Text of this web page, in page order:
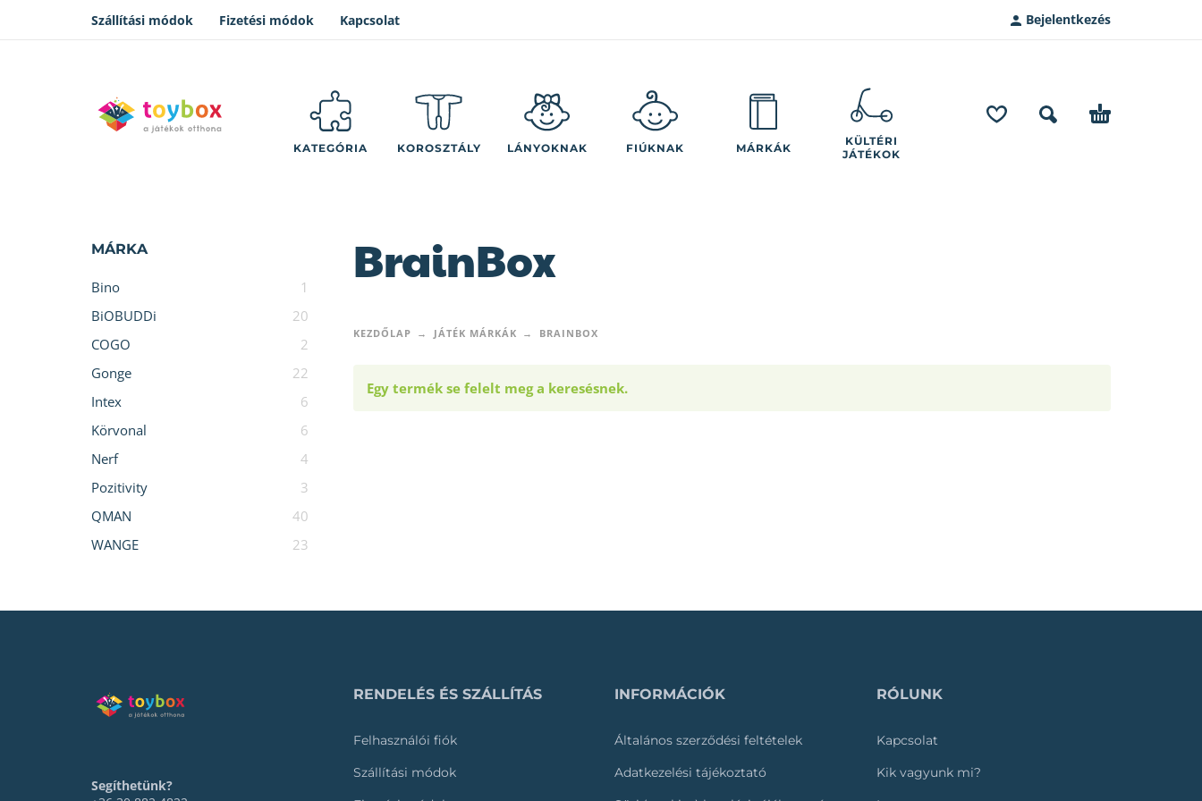
Szállítási módok Fizetési módok Kapcsolat Bejelentkezés
KATEGÓRIA KOROSZTÁLY LÁNYOKNAK FIÚKNAK MÁRKÁK
KÜLTÉRI
JÁTÉKOK
MÁRKA
Bino
1
BiOBUDDi
20
COGO
2
Gonge
22
Intex
6
Körvonal
6
Nerf
4
Pozitivity
3
QMAN
40
WANGE
23
BrainBox
KEZDŐLAP JÁTÉK MÁRKÁK BRAINBOX
Egy termék se felelt meg a keresésnek.
Segíthetünk?
RENDELÉS ÉS SZÁLLÍTÁS
Felhasználói fiók
Szállítási módok
INFORMÁCIÓK
Általános szerződési feltételek
Adatkezelési tájékoztató
RÓLUNK
Kapcsolat
Kik vagyunk mi?